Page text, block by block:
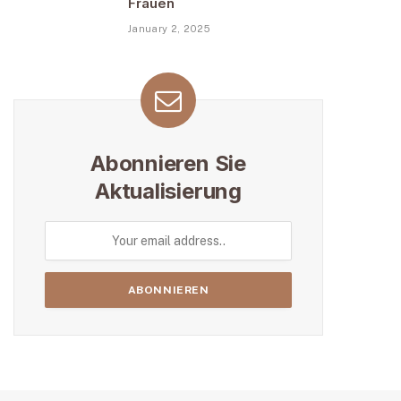
January 2, 2025
Abonnieren Sie
Aktualisierung